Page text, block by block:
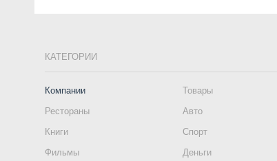
КАТЕГОРИИ
Компании
Товары
Рестораны
Авто
Книги
Спорт
Фильмы
Деньги